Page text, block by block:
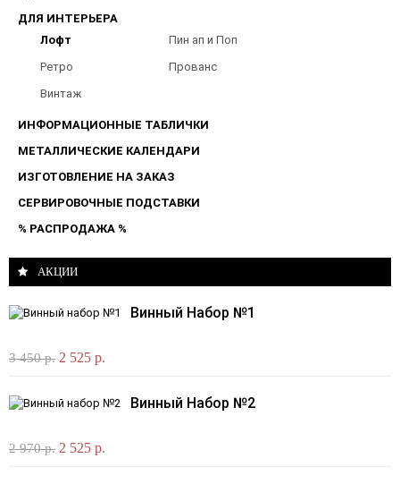
ДЛЯ ИНТЕРЬЕРА
Лофт
Пин ап и Поп
Ретро
Прованс
Винтаж
ИНФОРМАЦИОННЫЕ ТАБЛИЧКИ
МЕТАЛЛИЧЕСКИЕ КАЛЕНДАРИ
ИЗГОТОВЛЕНИЕ НА ЗАКАЗ
СЕРВИРОВОЧНЫЕ ПОДСТАВКИ
% РАСПРОДАЖА %
АКЦИИ
Винный Набор №1
3 450 р. 2 525 р.
Винный Набор №2
2 970 р. 2 525 р.